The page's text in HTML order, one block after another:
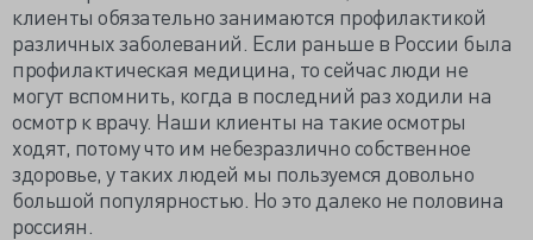
клиенты обязательно занимаются профилактикой
различных заболеваний. Если раньше в России была
профилактическая медицина, то сейчас люди не
могут вспомнить, когда в последний раз ходили на
осмотр к врачу. Наши клиенты на такие осмотры
ходят, потому что им небезразлично собственное
здоровье, у таких людей мы пользуемся довольно
большой популярностью. Но это далеко не половина
россиян.